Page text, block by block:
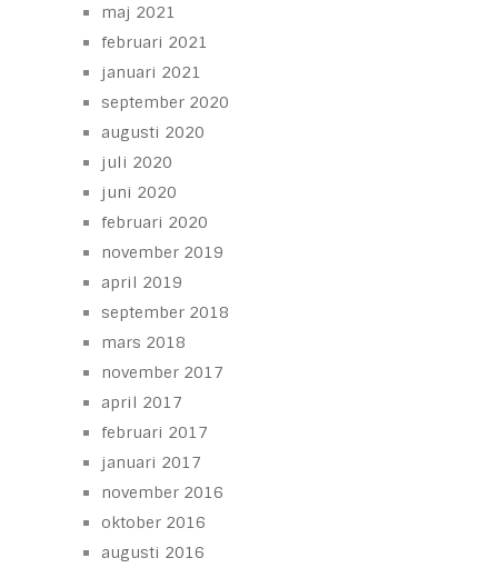
maj 2021
februari 2021
januari 2021
september 2020
augusti 2020
juli 2020
juni 2020
februari 2020
november 2019
april 2019
september 2018
mars 2018
november 2017
april 2017
februari 2017
januari 2017
november 2016
oktober 2016
augusti 2016